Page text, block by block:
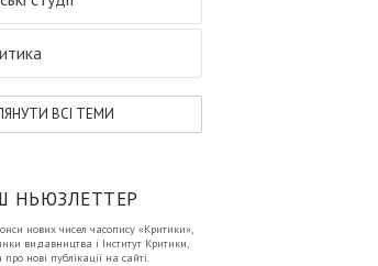
ВСI ТЕМИ
НЬЮЗЛЕТТЕР
нових чисел часопису «Критики»,
видавництва i Iнститут Критики,
новi публiкації на сайтi.